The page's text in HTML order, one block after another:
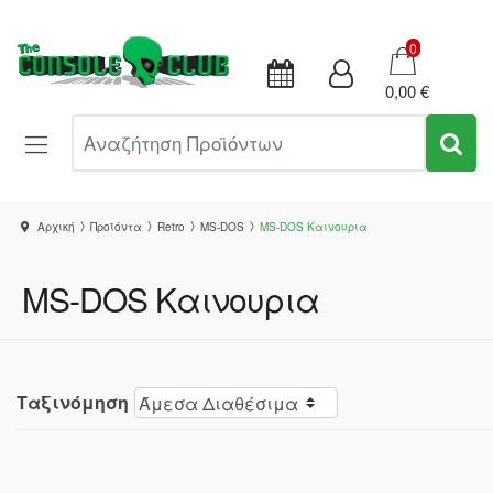
Καλάθι
0
0,00 €
Αρχική Προϊόντα Retro MS-DOS MS-DOS Καινουρια
MS-DOS Καινουρια
Ταξινόμηση